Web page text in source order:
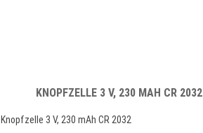
KNOPFZELLE 3 V, 230 MAH CR 2032
Knopfzelle 3 V, 230 mAh CR 2032